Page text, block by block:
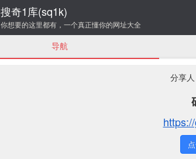
搜奇1库(sq1k)
你想要的这里都有，一个真正懂你的网址大全
导航
分享人